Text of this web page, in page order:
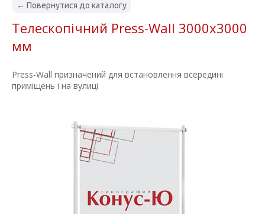
← Повернутися до каталогу
Телескопічний Press-Wall 3000х3000
мм
Press-Wall призначений для встановлення всередині
приміщень і на вулиці